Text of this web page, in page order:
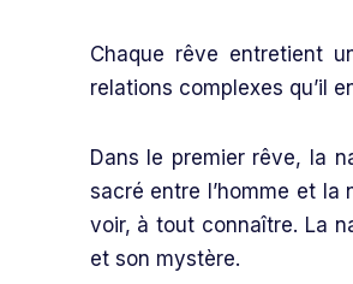
Chaque rêve entretient
relations complexes qu’il
Dans le premier rêve, la
sacré entre l’homme et
voir, à tout connaître. La
et son mystère.